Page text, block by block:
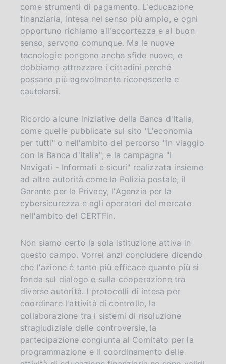
come strumenti di pagamento. L'educazione
finanziaria, intesa nel senso più ampio, e ogni
opportuno richiamo all'accortezza e al buon
senso, servono comunque. Ma le nuove
tecnologie pongono anche sfide nuove, e
dobbiamo attrezzare i cittadini perché
possano più agevolmente riconoscerle e
cautelarsi.
Ricordo alcune iniziative della Banca d'Italia,
come quelle pubblicate sul sito "L'economia
per tutti" o nell'ambito del percorso "In viaggio
con la Banca d'Italia"; e la campagna "I
Navigati - Informati e sicuri" realizzata insieme
ad altre autorità come la Polizia postale, il
Garante per la Privacy, l'Agenzia per la
cybersicurezza e agli operatori del mercato
nell'ambito del CERTFin.
Non siamo certo la sola istituzione attiva in
questo campo. Vorrei anzi concludere dicendo
che l'azione è tanto più efficace quanto più si
fonda sul dialogo e sulla cooperazione tra
diverse autorità. I protocolli di intesa per
coordinare l'attività di controllo, la
collaborazione tra i sistemi di risoluzione
stragiudiziale delle controversie, la
partecipazione congiunta al Comitato per la
programmazione e il coordinamento delle